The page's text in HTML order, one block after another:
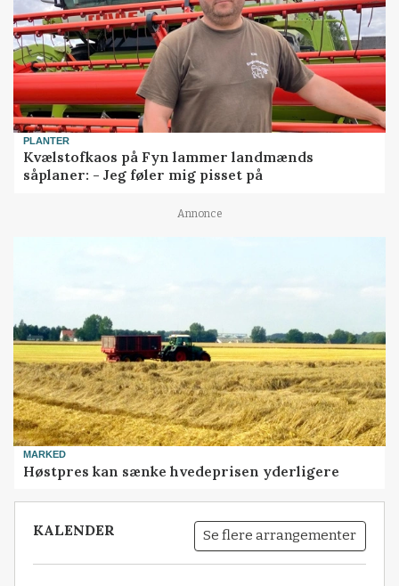
PLANTER
Kvælstofkaos på Fyn lammer landmænds
såplaner: - Jeg føler mig pisset på
Annonce
MARKED
Høstpres kan sænke hvedeprisen yderligere
KALENDER Se flere arrangementer